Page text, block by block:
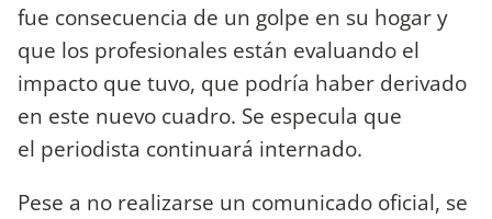
fue consecuencia de un golpe en su hogar y
que los profesionales están evaluando el
impacto que tuvo, que podría haber derivado
en este nuevo cuadro. Se especula que
el periodista continuará internado.
Pese a no realizarse un comunicado oficial, se